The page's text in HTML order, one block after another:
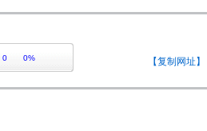
0 0% 【复制网址】